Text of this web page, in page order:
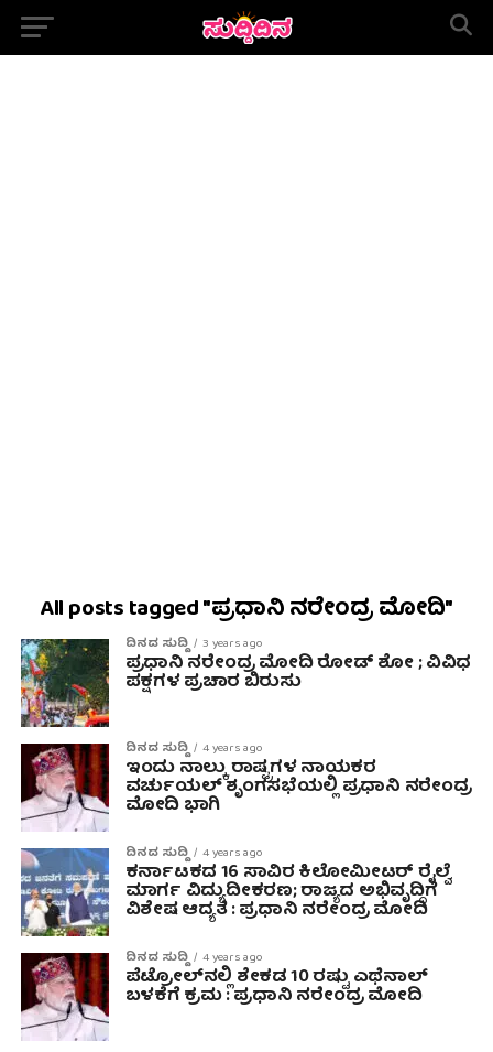
All posts tagged "ಪ್ರಧಾನಿ ನರೇಂದ್ರ ಮೋದಿ"
ದಿನದ ಸುದ್ದಿ 3 years ago
ಪ್ರಧಾನಿ ನರೇಂದ್ರ ಮೋದಿ ರೋಡ್ ಶೋ ; ವಿವಿಧ
ಪಕ್ಷಗಳ ಪ್ರಚಾರ ಬಿರುಸು
ದಿನದ ಸುದ್ದಿ 4 years ago
ಇಂದು ನಾಲ್ಕು ರಾಷ್ಟ್ರಗಳ ನಾಯಕರ
ವರ್ಚುಯಲ್ ಶೃಂಗಸಭೆಯಲ್ಲಿ ಪ್ರಧಾನಿ ನರೇಂದ್ರ
ಮೋದಿ ಭಾಗಿ
ದಿನದ ಸುದ್ದಿ 4 years ago
ಕರ್ನಾಟಕದ 16 ಸಾವಿರ ಕಿಲೋಮೀಟರ್ ರೈಲ್ವೆ
ಮಾರ್ಗ ವಿದ್ಯುದೀಕರಣ; ರಾಜ್ಯದ ಅಭಿವೃದ್ಧಿಗೆ
ವಿಶೇಷ ಆದ್ಯತೆ : ಪ್ರಧಾನಿ ನರೇಂದ್ರ ಮೋದಿ
ದಿನದ ಸುದ್ದಿ 4 years ago
ಪೆಟ್ರೋಲ್‌ನಲ್ಲಿ ಶೇಕಡ 10 ರಷ್ಟು ಎಥೆನಾಲ್
ಬಳಕೆಗೆ ಕ್ರಮ : ಪ್ರಧಾನಿ ನರೇಂದ್ರ ಮೋದಿ